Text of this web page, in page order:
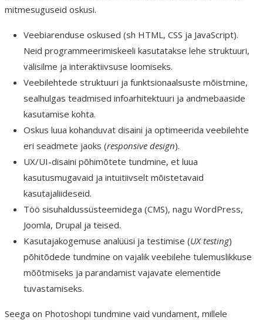
mitmesuguseid oskusi.
Veebiarenduse oskused (sh HTML, CSS ja JavaScript).
Neid programmeerimiskeeli kasutatakse lehe struktuuri,
välisilme ja interaktiivsuse loomiseks.
Veebilehtede struktuuri ja funktsionaalsuste mõistmine,
sealhulgas teadmised infoarhitektuuri ja andmebaaside
kasutamise kohta.
Oskus luua kohanduvat disaini ja optimeerida veebilehte
eri seadmete jaoks (responsive design).
UX/UI-disaini põhimõtete tundmine, et luua
kasutusmugavaid ja intuitiivselt mõistetavaid
kasutajaliideseid.
Töö sisuhaldussüsteemidega (CMS), nagu WordPress,
Joomla, Drupal ja teised.
Kasutajakogemuse analüüsi ja testimise (UX testing)
põhitõdede tundmine on vajalik veebilehe tulemuslikkuse
mõõtmiseks ja parandamist vajavate elementide
tuvastamiseks.
Seega on Photoshopi tundmine vaid vundament, millele